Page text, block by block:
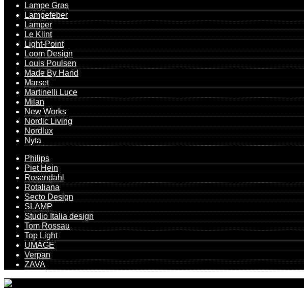
Lampe Gras
Lampefeber
Lamper
Le Klint
Light-Point
Loom Design
Louis Poulsen
Made By Hand
Marset
Martinelli Luce
Milan
New Works
Nordic Living
Nordlux
Nyta
Philips
Piet Hein
Rosendahl
Rotaliana
Secto Design
SLAMP
Studio Italia design
Tom Rossau
Top Light
UMAGE
Verpan
ZAVA